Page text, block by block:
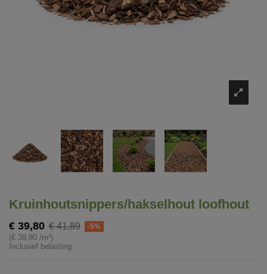
Kruinhoutsnippers/hakselhout loofhout
€ 39,80 € 41,89 -5%
(€ 39,80 /m³)
Inclusief belasting